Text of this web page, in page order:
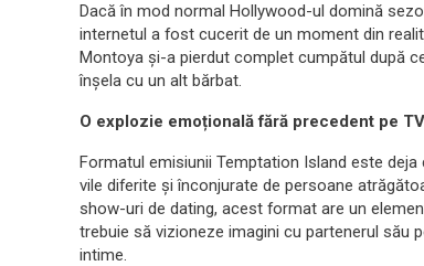
Dacă în mod normal Hollywood-ul domină
internetul a fost cucerit de un moment din
Montoya și-a pierdut complet cumpătul după
înșela cu un alt bărbat.
O explozie emoțională fără precedent pe TV
Formatul emisiunii Temptation Island este
vile diferite și înconjurate de persoane
show-uri de dating, acest format are un
trebuie să vizioneze imagini cu partenerul său
intime.